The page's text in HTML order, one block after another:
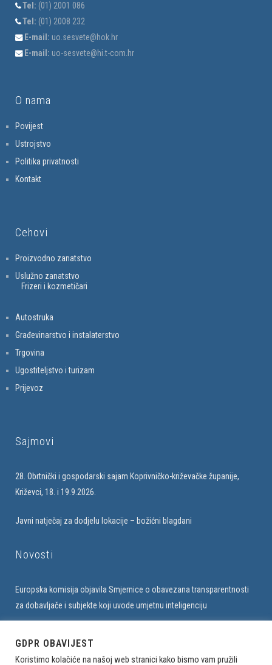
Tel: (01) 2001 086
Tel: (01) 2008 232
E-mail: uo.sesvete@hok.hr
E-mail: uo-sesvete@hi.t-com.hr
O nama
Povijest
Ustrojstvo
Politika privatnosti
Kontakt
Cehovi
Proizvodno zanatstvo
Uslužno zanatstvo
Frizeri i kozmetičari
Autostruka
Građevinarstvo i instalaterstvo
Trgovina
Ugostiteljstvo i turizam
Prijevoz
Sajmovi
28. Obrtnički i gospodarski sajam Koprivničko-križevačke županije,
Križevci, 18. i 19.9.2026.
Javni natječaj za dodjelu lokacije – božićni blagdani
Novosti
Europska komisija objavila Smjernice o obavezana transparentnosti
za dobavljače i subjekte koji uvode umjetnu inteligenciju
GDPR OBAVIJEST
Koristimo kolačiće na našoj web stranici kako bismo vam pružili